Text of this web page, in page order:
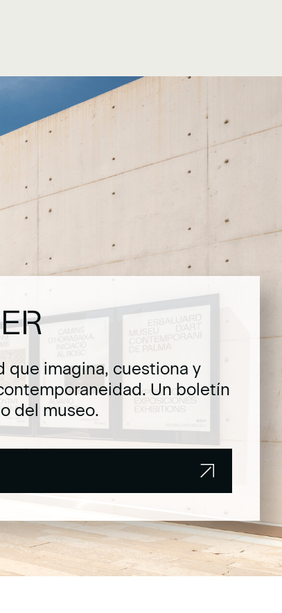
que imagina, cuestiona y
Un boletín
del museo.